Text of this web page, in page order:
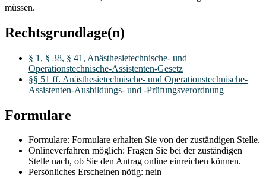
müssen.
Rechtsgrundlage(n)
§ 1, § 38, § 41, Anästhesietechnische- und
Operationstechnische-Assistenten-Gesetz
§§ 51 ff. Anästhesietechnische- und Operationstechnische-
Assistenten-Ausbildungs- und -Prüfungsverordnung
Formulare
Formulare: Formulare erhalten Sie von der zuständigen Stelle.
Onlineverfahren möglich: Fragen Sie bei der zuständigen
Stelle nach, ob Sie den Antrag online einreichen können.
Persönliches Erscheinen nötig: nein